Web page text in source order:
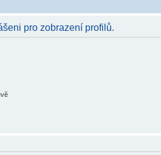
pro zobrazení profilů.